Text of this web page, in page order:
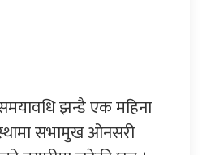
झन्डै एक महिना
सभामुख ओनसरी